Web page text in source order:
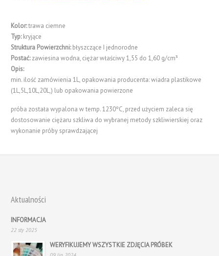
Kolor:trawa ciemne
Typ:kryjące
Struktura Powierzchni:błyszczące I jednorodne
Postać:zawiesina wodna, ciężar właściwy 1,55 do 1,60 g/cm³
Opis:
min. ilość zamówienia 1L, opakowania producenta: wiadra plastikowe
(1L,5L,10L,20L,) lub opakowania powierzone
próba została wypalona w temp. 1230ºC, przed użyciem zaleca się
dostosowanie ciężaru szkliwa do wybranej metody szkliwierskiej oraz
wykonanie próby sprawdzającej
Aktualności
INFORMACJA
22 sty 2025
WERYFIKUJEMY WSZYSTKIE ZDJĘCIA PRÓBEK